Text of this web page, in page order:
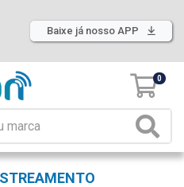
Baixe já nosso APP
0